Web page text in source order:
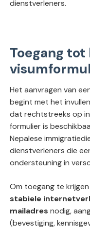
dienstverleners.
Toegang
Het aanvragen van
begint met het
dat rechtstreeks op
formulier is
Nepalese
dienstverleners die
ondersteuning in
Om toegang te
stabiele
mailadres nodig,
(bevestiging,